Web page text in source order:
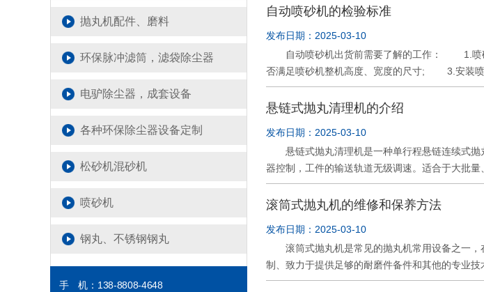
抛丸机配件、磨料
环保脉冲滤筒，滤袋除尘器
电驴除尘器，成套设备
各种环保除尘器设备定制
松砂机混砂机
喷砂机
钢丸、不锈钢钢丸
手 机：138-8808-4648
漏处。 8.吊挂卫生清理、更换。
自动喷砂机的检验标准
发布日期：2025-03-10
自动喷砂机出货前需要了解的工作： 1.喷砂
否满足喷砂机整机高度、宽度的尺寸; 3.安装
够使用; 5.电源是否满足喷砂机整机的要求;
1、喷砂机厂家喷砂机的检修标准; 1)检查枪
行更换; 2、喷砂机长期停放前，需要保养维
2)将喷砂舱内部清洗干净，外部擦拭干净; 3)
1)运行时，应按照规定的要求操作喷砂机，
悬链式抛丸清理机的介绍
发布日期：2025-03-10
悬链式抛丸清理机是一种单行程悬链连续式抛
器控制，工件的输送轨道无级调速。适合于大批
不但可以去除工件表面的锈蚀，清理掉结构件上
并最终达到提高整个工件表面及内在质量的目的。
滚筒式抛丸机的维修和保养方法
发布日期：2025-03-10
滚筒式抛丸机是常见的抛丸机常用设备之一，
制、致力于提供足够的耐磨件备件和其他的专业
高效、连续的运转，我们仍要求用户协作，一起